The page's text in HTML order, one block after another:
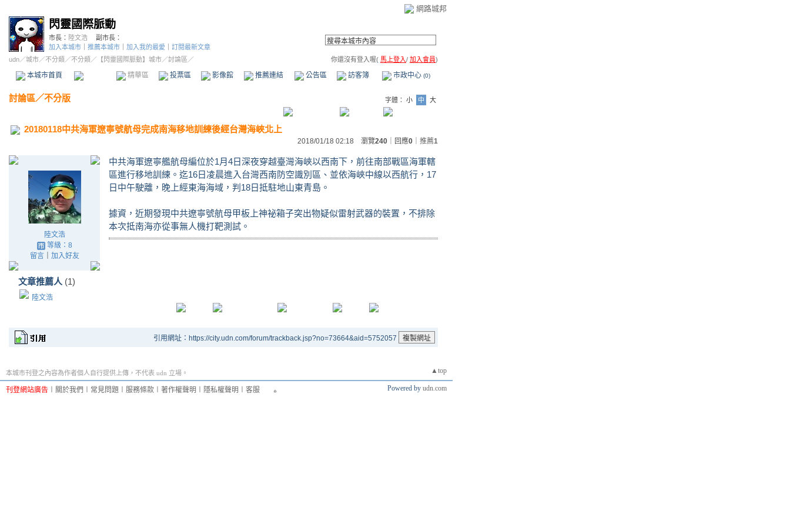
網路城邦
閃靈國際脈動
市長： 陸文浩
副市長：
加入本城市
推薦本城市 加入我的最愛
訂閱最新文章
udn／城市／不分類 ／不分類 ／ 【閃靈國際脈動】城市／討論區／ 你還沒有登入喔( 馬上登入/ 加入會員)
本城市首頁 精華區 投票區 影像館 推薦連結 公告區 訪客簿 市政中心 (0)
討論區／不分版 字體： 小 中 大
20180118中共海軍遼寧號航母完成南海移地訓練後經台灣海峽北上
2018/01/18 02:18 瀏覽240 ｜回應0 推薦1
陸文浩
等級：8
留言｜ 加入好友
文章推薦人 (1)
陸文浩
中共海軍遼寧艦航母編位於1月4日深夜穿越臺灣海峽以西南下，前往南部戰區海軍轄
區進行移地訓練。迄16日凌晨進入台灣西南防空識別區、並依海峽中線以西航行，17
日中午駛離，晚上經東海海域，判18日抵駐地山東青島。
據資，近期發現中共遼寧號航母甲板上神祕箱子突出物疑似雷射武器的裝置，不排除
本次抵南海亦從事無人機打靶測試。
引用網址：https://city.udn.com/forum/trackback.jsp?no=73664&aid=5752057
▲top
本城市刊登之內容為作者個人自行提供上傳，不代表 udn 立場。
刊登網站廣告 關於我們 常見問題 服務條款 著作權聲明 隱私權聲明 客服 Powered by udn.com